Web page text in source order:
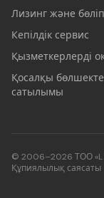
Лизинг және
Кепілдік сервис
Қызметкерлерді
Қосалқы
сатылымы
© 2006–2026 ТОО «L
Құпиялылық саясаты